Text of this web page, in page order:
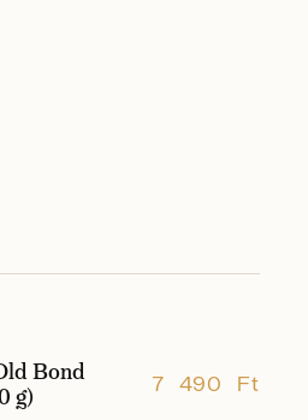
Bond
g)
7 490 Ft